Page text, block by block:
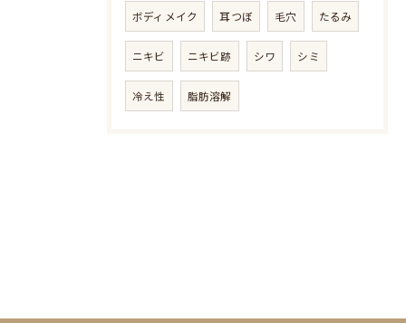
ボディメイク 耳つぼ 毛穴 たるみ
ニキビ ニキビ跡 シワ シミ
冷え性 脂肪溶解